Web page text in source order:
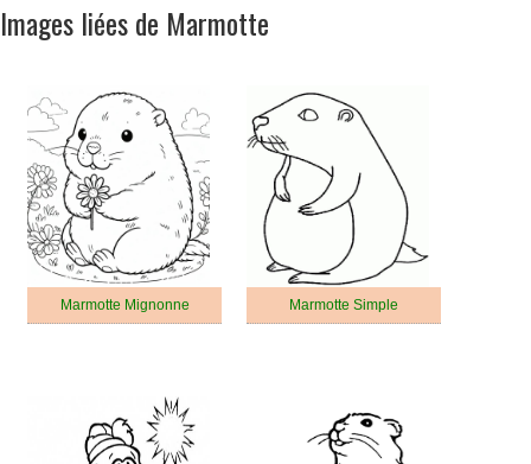
Images liées de Marmotte
Marmotte Mignonne Marmotte Simple